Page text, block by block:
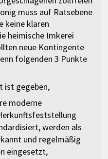
muss auf Ratsebene
keine klaren
heimische Imkerei
neue Kontingente
folgenden 3 Punkte
ist gegeben,
moderne
werden als
und regelmäßig
eingesetzt,